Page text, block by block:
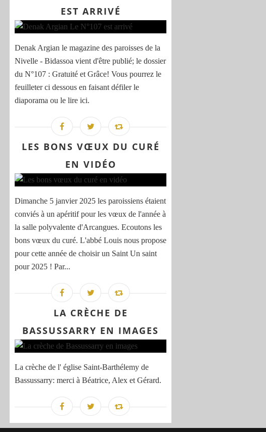
EST ARRIVÉ
Denak Argian le magazine des paroisses de la
Nivelle - Bidassoa vient d'être publié; le dossier
du N°107 : Gratuité et Grâce! Vous pourrez le
feuilleter ci dessous en faisant défiler le
diaporama ou le lire ici.
LES BONS VŒUX DU CURÉ
EN VIDÉO
Dimanche 5 janvier 2025 les paroissiens étaient
conviés à un apéritif pour les vœux de l'année à
la salle polyvalente d'Arcangues. Ecoutons les
bons vœux du curé. L'abbé Louis nous propose
pour cette année de choisir un Saint Un saint
pour 2025 ! Par...
LA CRÈCHE DE
BASSUSSARRY EN IMAGES
La crèche de l' église Saint-Barthélemy de
Bassussarry: merci à Béatrice, Alex et Gérard.